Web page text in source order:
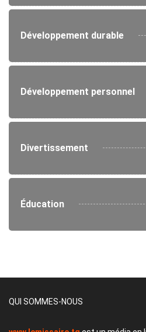
Développement durable
Développement personnel
Divertissement
Éducation
QUI SOMMES-NOUS